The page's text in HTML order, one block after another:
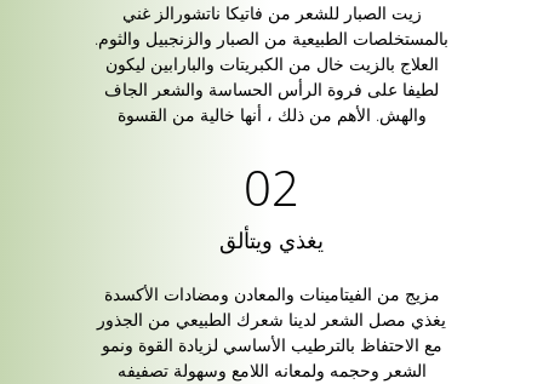
زيت الصبار للشعر من فاتيكا ناتشورالز غني
بالمستخلصات الطبيعية من الصبار والزنجبيل والثوم.
العلاج بالزيت خال من الكبريتات والبارابين ليكون
لطيفا على فروة الرأس الحساسة والشعر الجاف
والهش. الأهم من ذلك ، أنها خالية من القسوة
يغذي ويتألق
مزيج من الفيتامينات والمعادن ومضادات الأكسدة
يغذي مصل الشعر لدينا شعرك الطبيعي من الجذور
مع الاحتفاظ بالترطيب الأساسي لزيادة القوة ونمو
الشعر وحجمه ولمعانه اللامع وسهولة تصفيفه